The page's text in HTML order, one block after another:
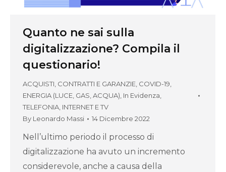
Quanto ne sai sulla
digitalizzazione? Compila il
questionario!
ACQUISTI, CONTRATTI E GARANZIE, COVID-19,
ENERGIA (LUCE, GAS, ACQUA), In Evidenza,
TELEFONIA, INTERNET E TV
By Leonardo Massi 14 Dicembre 2022
Nell’ultimo periodo il processo di
digitalizzazione ha avuto un incremento
considerevole, anche a causa della